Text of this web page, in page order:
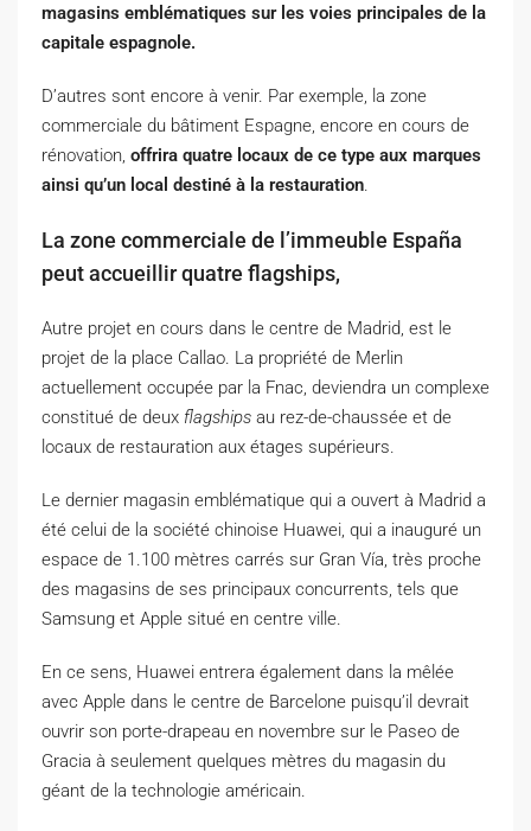
magasins emblématiques sur les voies principales de la
capitale espagnole.
D’autres sont encore à venir. Par exemple, la zone
commerciale du bâtiment Espagne, encore en cours de
rénovation, offrira quatre locaux de ce type aux marques
ainsi qu’un local destiné à la restauration
La zone commerciale de l’immeuble España
peut accueillir quatre flagships,
Autre projet en cours dans le centre de Madrid, est le
projet de la place Callao. La propriété de Merlin
actuellement occupée par la Fnac, deviendra un complexe
constitué de deux flagships au rez-de-chaussée et de
locaux de restauration aux étages supérieurs.
Le dernier magasin emblématique qui a ouvert à Madrid a
été celui de la société chinoise Huawei, qui a inauguré un
espace de 1.100 mètres carrés sur Gran Vía, très proche
des magasins de ses principaux concurrents, tels que
Samsung et Apple situé en centre ville.
En ce sens, Huawei entrera également dans la mêlée
avec Apple dans le centre de Barcelone puisqu’il devrait
ouvrir son porte-drapeau en novembre sur le Paseo de
Gracia à seulement quelques mètres du magasin du
géant de la technologie américain.